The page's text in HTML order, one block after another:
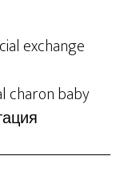
exchange
charon baby